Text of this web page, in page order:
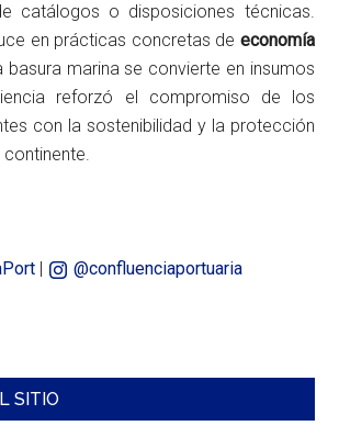
catálogos o disposiciones técnicas.
en prácticas concretas de economía
basura marina se convierte en insumos
reforzó el compromiso de los
con la sostenibilidad y la protección
@confluenciaportuaria
SITIO